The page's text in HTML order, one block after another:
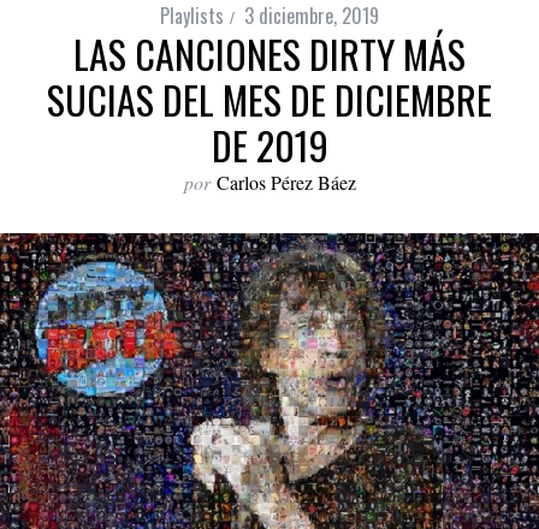
Playlists 3 diciembre, 2019
LAS CANCIONES DIRTY MÁS
SUCIAS DEL MES DE DICIEMBRE
DE 2019
por Carlos Pérez Báez